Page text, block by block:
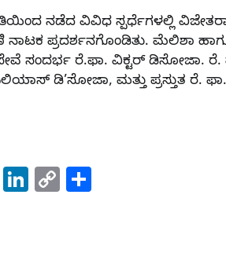
ನಡೆದ ವಿವಿಧ ಸ್ಪರ್ಧೆಗಳಲ್ಲಿ
ಪ್ರದರ್ಶನಗೊಂಡಿತು. ಮೆಲಿಶಾ
ಸಂದರ್ಭ ರೆ.ಫಾ. ವಿಕ್ಟರ್ ಡಿಸೋಜಾ.
ಡಿ’ಸೋಜಾ, ಮತ್ತು ಪ್ರಸ್ತುತ ರೆ. ಫಾ.
Telegram
LinkedIn
Copy